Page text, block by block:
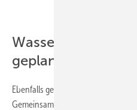
Wasserstoff-Hub
geplant
Ebenfalls gefördert wird das Projekt
Gemeinsam mit der